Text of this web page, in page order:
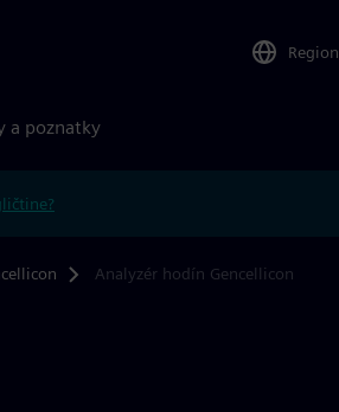
Region
a poznatky
Analyzér hodín Gencellicon